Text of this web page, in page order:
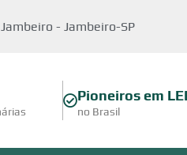
- Jambeiro-SP
Pioneiros em
no Brasil